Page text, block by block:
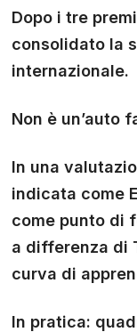
Dopo i tre
consolidato la
internazionale.
Non è un’auto
In una
indicata come
come punto di
a differenza di
curva di
In pratica: